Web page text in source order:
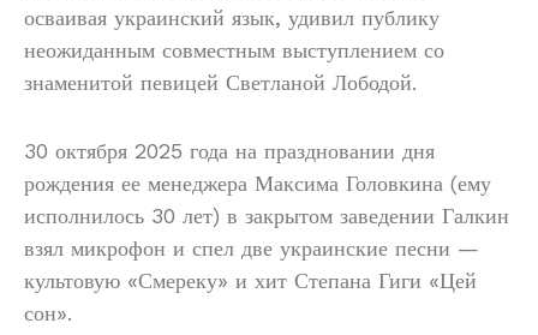
осваивая украинский язык, удивил публику
неожиданным совместным выступлением со
знаменитой певицей Светланой Лободой.
30 октября 2025 года на праздновании дня
рождения ее менеджера Максима Головкина (ему
исполнилось 30 лет) в закрытом заведении Галкин
взял микрофон и спел две украинские песни —
культовую «Смереку» и хит Степана Гиги «Цей
сон».